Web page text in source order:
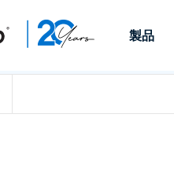
製品
Access